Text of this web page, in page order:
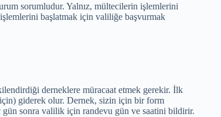
sorumludur. Yalnız, mültecilerin işlemlerini
başlatmak için valiliğe başvurmak
derneklere müracaat etmek gerekir. İlk
giderek olur. Dernek, sizin için bir form
gün sonra valilik için randevu gün ve saatini bildirir.